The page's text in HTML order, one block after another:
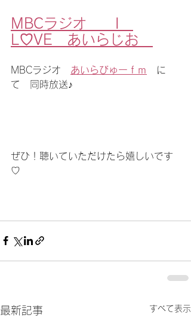
MBCラジオ　　I
L♡VE　あいらじお
MBCラジオ あいらびゅーｆｍ
に
て　同時放送♪
ぜひ！聴いていただけたら嬉しいです
♡
最新記事 すべて表示